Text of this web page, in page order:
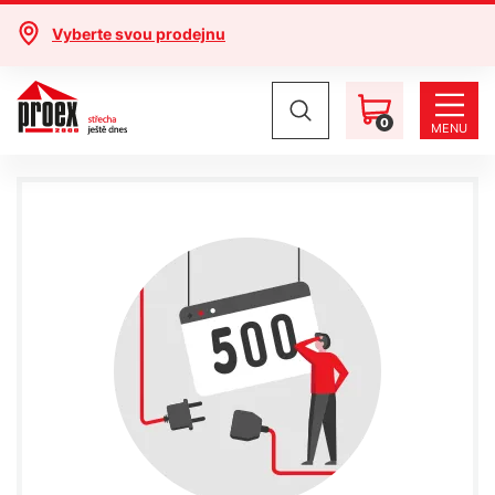
Vyberte svou prodejnu
0 MENU